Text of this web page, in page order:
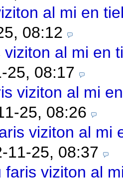
al mi en
08:12
viziton al mi en
25, 08:17
viziton al mi
25, 08:26
viziton al mi
11-25, 08:37
faris viziton al